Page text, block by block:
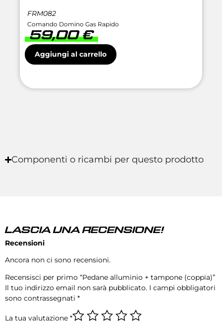
FRM082
Comando Domino Gas Rapido
59,00€
Aggiungi al carrello
Componenti o ricambi per questo prodotto
LASCIA UNA RECENSIONE!
Recensioni
Ancora non ci sono recensioni.
Recensisci per primo “Pedane alluminio + tampone (coppia)”
Il tuo indirizzo email non sarà pubblicato. I campi obbligatori
sono contrassegnati *
La tua valutazione *